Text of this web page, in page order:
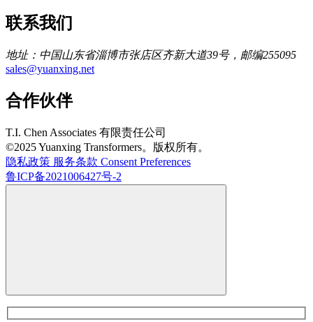
联系我们
地址：中国山东省淄博市张店区齐新大道39号，邮编255095
sales@yuanxing.net
合作伙伴
T.I. Chen Associates 有限责任公司
©2025 Yuanxing Transformers。版权所有。
隐私政策 服务条款 Consent Preferences
鲁ICP备2021006427号-2